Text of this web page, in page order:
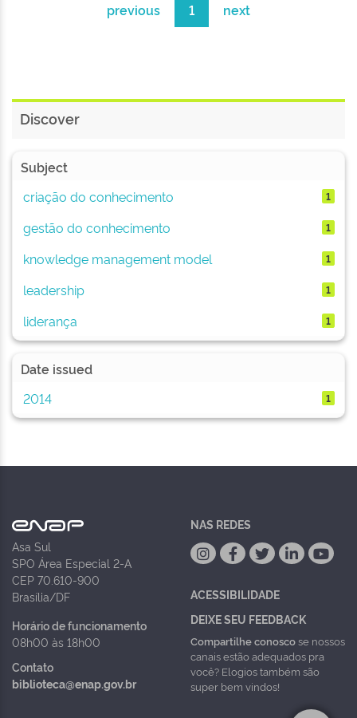
previous 1 next
Discover
Subject
criação do conhecimento
1
gestão do conhecimento 1
knowledge management model 1
leadership 1
liderança 1
Date issued
2014
1
Asa Sul
SPO Área Especial 2-A
CEP 70.610-900
Brasília/DF
Horário de funcionamento
08h00 às 18h00
Contato
biblioteca@enap.gov.br
NAS REDES
ACESSIBILIDADE
DEIXE SEU FEEDBACK
Compartilhe conoscose nossos
canais estão adequados pra
você? Elogios também são
super bem vindos!